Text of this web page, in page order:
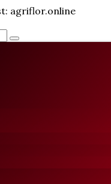
agriflor.online